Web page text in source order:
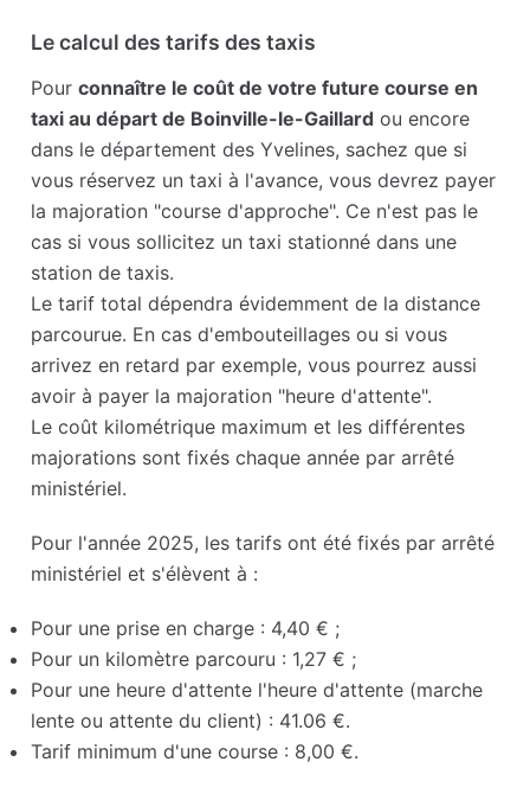
Le calcul des tarifs des taxis
Pourconnaître le coût de votre future course en
taxi au départ de Boinville-le-Gaillard ou encore
dans le département des Yvelines, sachez que si
vous réservez un taxi à l'avance, vous devrez payer
la majoration "course d'approche". Ce n'est pas le
cas si vous sollicitez un taxi stationné dans une
station de taxis.
Le tarif total dépendra évidemment de la distance
parcourue. En cas d'embouteillages ou si vous
arrivez en retard par exemple, vous pourrez aussi
avoir à payer la majoration "heure d'attente".
Le coût kilométrique maximum et les différentes
majorations sont fixés chaque année par arrêté
ministériel.
Pour l'année 2025, les tarifs ont été fixés par arrêté
ministériel et s'élèvent à :
Pour une prise en charge : 4,40 € ;
Pour un kilomètre parcouru : 1,27 € ;
Pour une heure d'attente l'heure d'attente (marche
lente ou attente du client) : 41.06 €.
Tarif minimum d'une course : 8,00 €.